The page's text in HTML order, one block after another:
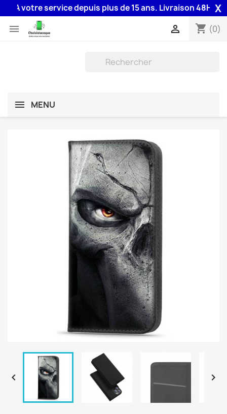
A votre service depuis plus de 15 ans. Livraison 48H X
 shopping_cart (0)

MENU
 